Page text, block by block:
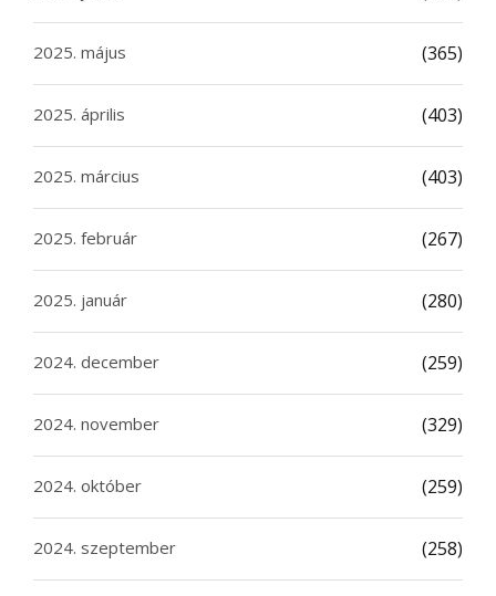
2025. május (365)
2025. április (403)
2025. március (403)
2025. február (267)
2025. január (280)
2024. december (259)
2024. november (329)
2024. október (259)
2024. szeptember (258)